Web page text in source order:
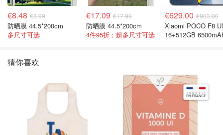
€8.48 €8.99
防晒膜 44.5*200cm
多尺寸可选
€17.09 €17.99
防晒膜 44.5*200cm
4件95折；超多尺寸可选
€629.00 €903.00
Xiaomi POCO F8
16+512GB
猜你喜欢